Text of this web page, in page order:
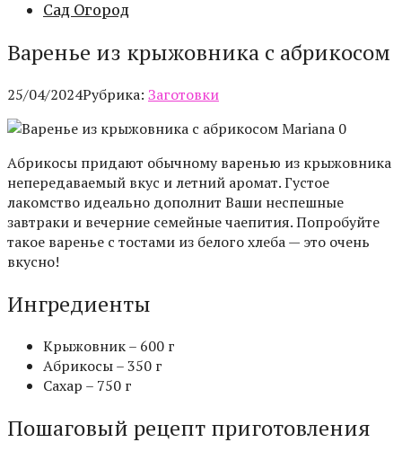
Сад Огород
Варенье из крыжовника с абрикосом
25/04/2024Рубрика: Заготовки
Mariana 0
Абрикосы придают обычному варенью из крыжовника
непередаваемый вкус и летний аромат. Густое
лакомство идеально дополнит Ваши неспешные
завтраки и вечерние семейные чаепития. Попробуйте
такое варенье с тостами из белого хлеба — это очень
вкусно!
Ингредиенты
Крыжовник – 600 г
Абрикосы – 350 г
Сахар – 750 г
Пошаговый рецепт приготовления